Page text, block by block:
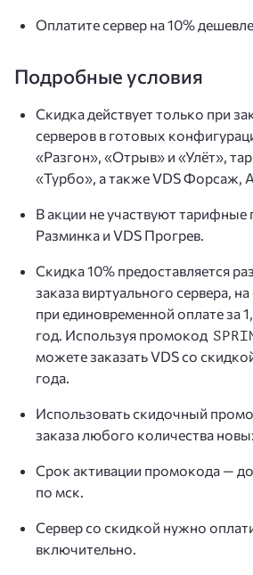
Оплатите сервер на 10%
Подробные условия
Скидка действует только при
серверов в готовых
«Разгон», «Отрыв» и «Улёт»,
«Турбо», а также VDS Форсаж,
В акции не участвуют тарифные
Разминка и VDS Прогрев.
Скидка 10% предоставляется
заказа виртуального сервера,
при единовременной оплате за
год. Используя промокод
можете заказать VDS со
года.
Использовать скидочный
заказа любого количества
Срок активации промокода —
по мск.
Сервер со скидкой нужно
включительно.